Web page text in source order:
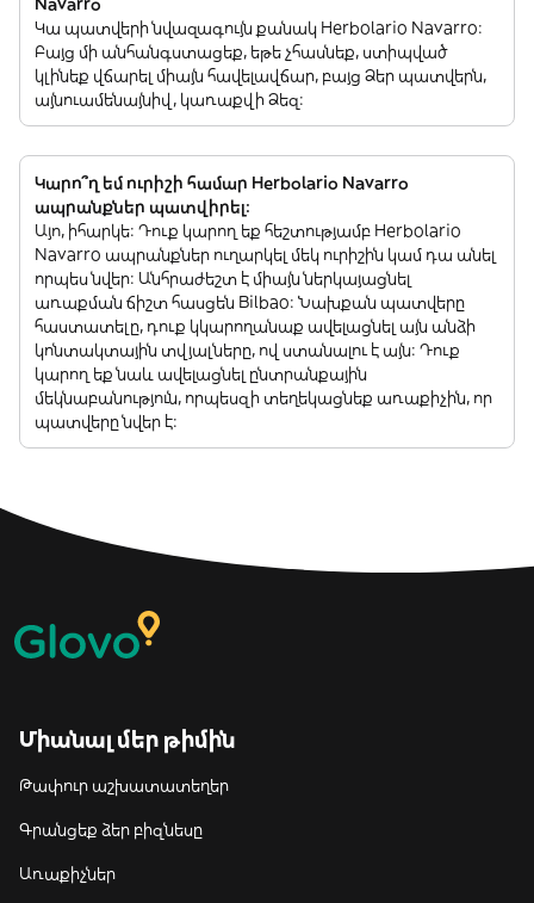
Կա պատվերի նվազագույն քանակ Herbolario Navarro:
Բայց մի անհանգստացեք, եթե չհասնեք, ստիպված
կլինեք վճարել միայն հավելավճար, բայց Ձեր պատվերն,
այնուամենայնիվ, կառաքվի Ձեզ:
Կարո՞ղ եմ ուրիշի համար Herbolario Navarro
ապրանքներ պատվիրել:
Այո, իհարկե: Դուք կարող եք հեշտությամբ Herbolario
Navarro ապրանքներ ուղարկել մեկ ուրիշին կամ դա անել
որպես նվեր: Անհրաժեշտ է միայն ներկայացնել
առաքման ճիշտ հասցեն Bilbao: Նախքան պատվերը
հաստատելը, դուք կկարողանաք ավելացնել այն անձի
կոնտակտային տվյալները, ով ստանալու է այն: Դուք
կարող եք նաև ավելացնել ընտրանքային
մեկնաբանություն, որպեսզի տեղեկացնեք առաքիչին, որ
պատվերը նվեր է:
Միանալ մեր թիմին
Թափուր աշխատատեղեր
Գրանցեք ձեր բիզնեսը
Առաքիչներ